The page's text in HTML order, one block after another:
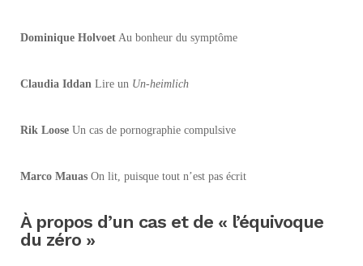
Dominique Holvoet Au bonheur du symptôme
Claudia Iddan Lire un Un-heimlich
Rik Loose Un cas de pornographie compulsive
Marco Mauas On lit, puisque tout n’est pas écrit
À propos d’un cas et de « l’équivoque
du zéro »